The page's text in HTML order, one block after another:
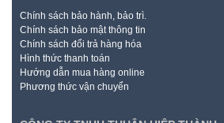
Chính sách bảo hành, bảo trì.
Chính sách bảo mật thông tin
Chính sách đổi trả hàng hóa
Hình thức thanh toán
Hướng dẫn mua hàng online
Phương thức vận chuyển